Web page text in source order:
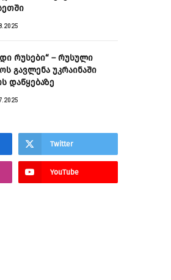
რუსები“ – რუსული
გავლენა უკრაინაში
დაწყებაზე
Twitter
YouTube